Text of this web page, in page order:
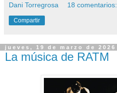
Dani Torregrosa 18 comentarios:
Compartir
jueves, 19 de marzo de 2026
La música de RATM